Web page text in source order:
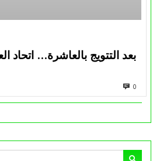
بعد التتويج بالعاشرة… اتحاد
0